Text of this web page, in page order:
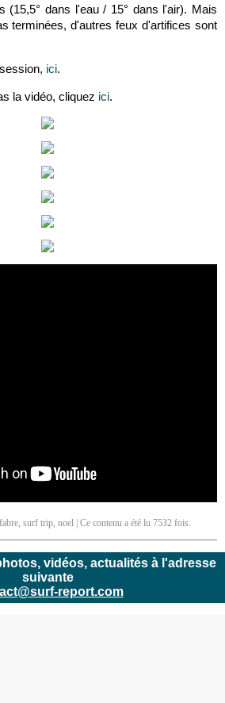
(15,5° dans l'eau / 15° dans l'air). Mais
terminées, d'autres feux d'artifices sont
ici.
la vidéo, cliquez ici.
, surf trip, noel | Ce contenu a été lu 7532 fois.
vidéos, actualités à l'adresse
suivante
report.com